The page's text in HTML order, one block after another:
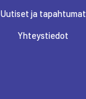
Uutiset ja tapahtumat
Yhteystiedot